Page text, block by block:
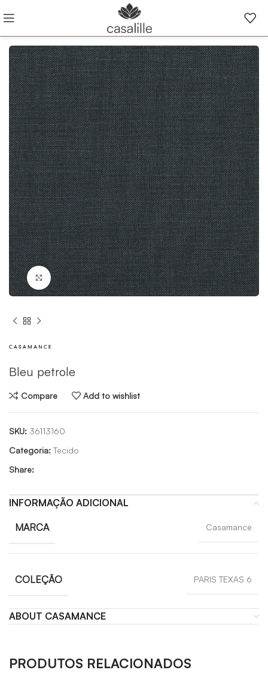
Click to enlarge
Bleu petrole
Compare Add to wishlist
SKU: 36113160
Categoria: Tecido
Share:
INFORMAÇÃO ADICIONAL
MARCA Casamance
COLEÇÃO PARIS TEXAS 6
ABOUT CASAMANCE
PRODUTOS RELACIONADOS